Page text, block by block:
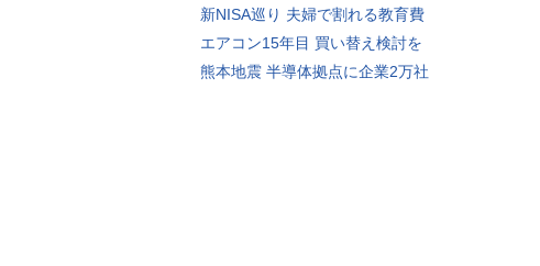
新NISA巡り 夫婦で割れる教育費
エアコン15年目 買い替え検討を
熊本地震 半導体拠点に企業2万社